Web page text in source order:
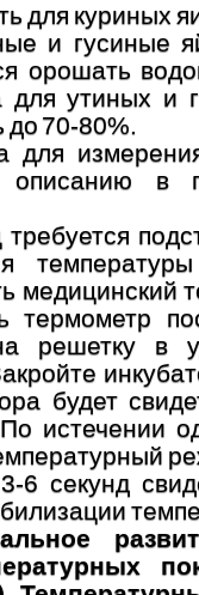
для куриных
и гусиные
орошать
утиных и
до 70-80%.
для
описанию в
медицинский
термометр
решетку в
будет
истечении
6 секунд